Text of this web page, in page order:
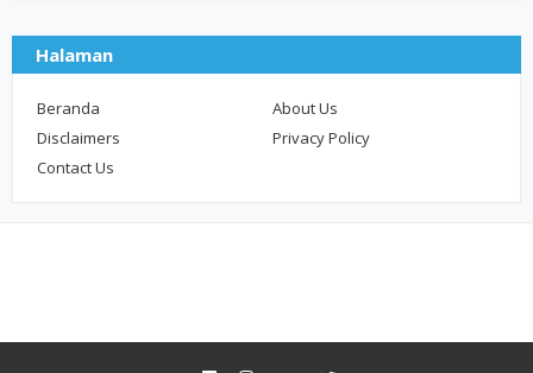
Halaman
Beranda
About Us
Disclaimers
Privacy Policy
Contact Us